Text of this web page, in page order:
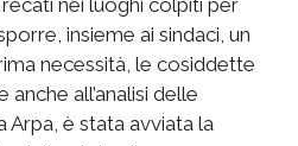
insieme ai sindaci, un
necessità, le cosiddette
anche all’analisi delle
Arpa, è stata avviata la